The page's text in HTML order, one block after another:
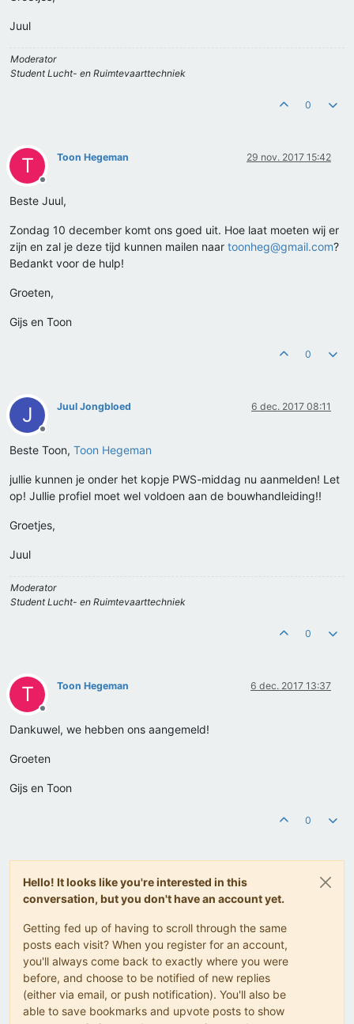
Juul
Moderator
Student Lucht- en Ruimtevaarttechniek
0
T
Offline
Toon Hegeman 29 nov. 2017 15:42
Beste Juul,
Zondag 10 december komt ons goed uit. Hoe laat moeten wij er
zijn en zal je deze tijd kunnen mailen naar toonheg@gmail.com?
Bedankt voor de hulp!
Groeten,
Gijs en Toon
0
J
Offline
Juul Jongbloed 6 dec. 2017 08:11
Beste Toon, Toon Hegeman
jullie kunnen je onder het kopje PWS-middag nu aanmelden! Let
op! Jullie profiel moet wel voldoen aan de bouwhandleiding!!
Groetjes,
Juul
Moderator
Student Lucht- en Ruimtevaarttechniek
0
T
Offline
Toon Hegeman 6 dec. 2017 13:37
Dankuwel, we hebben ons aangemeld!
Groeten
Gijs en Toon
0
Hello! It looks like you're interested in this
conversation, but you don't have an account yet.
Getting fed up of having to scroll through the same
posts each visit? When you register for an account,
you'll always come back to exactly where you were
before, and choose to be notified of new replies
(either via email, or push notification). You'll also be
able to save bookmarks and upvote posts to show